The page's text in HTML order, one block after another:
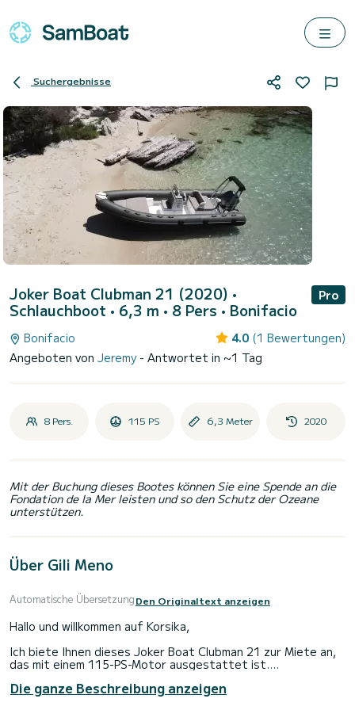
Suchergebnisse
Joker Boat Clubman 21 (2020) •
Schlauchboot • 6,3 m • 8 Pers • Bonifacio
Pro
Bonifacio 4.0 (1 Bewertungen)
Angeboten von Jeremy - Antwortet in ~1 Tag
8 Pers. 115 PS 6,3 Meter 2020
Mit der Buchung dieses Bootes können Sie eine Spende an die
Fondation de la Mer leisten und so den Schutz der Ozeane
unterstützen.
Über Gili Meno
Automatische ÜbersetzungDen Originaltext anzeigen
Hallo und willkommen auf Korsika,
Ich biete Ihnen dieses Joker Boat Clubman 21 zur Miete an,
das mit einem 115-PS-Motor ausgestattet ist.
Es verfügt über ein GPS, eine Leiter, eine Dusche, ein Bimini-
Top und eine Kühlbox mit Eisbeuteln.
Die ganze Beschreibung anzeigen